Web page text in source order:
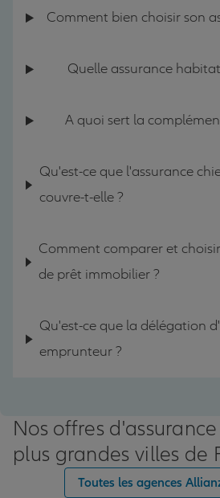
Comment bien choisir son
Quelle assurance
A quoi sert la
Qu'est-ce que l'assurance
couvre-t-elle ?
Comment comparer et
de prêt immobilier ?
Qu'est-ce que la délégation
emprunteur ?
Nos offres
plus grandes villes de
Toutes les agences